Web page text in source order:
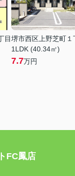
目堺市西区上野芝町１
1LDK (40.34㎡)
7.7万円
FC鳳店 有